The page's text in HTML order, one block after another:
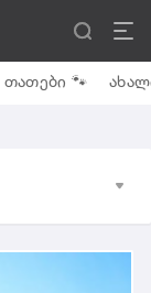
თათები 🐾